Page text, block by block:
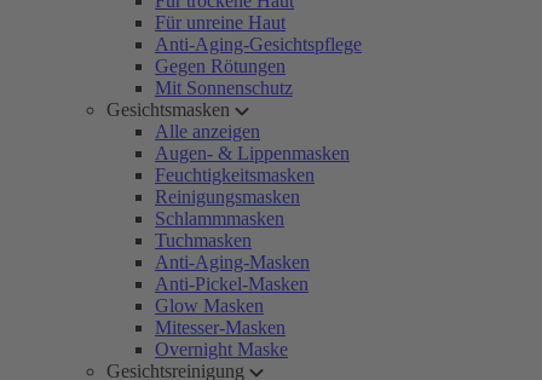
Für unreine Haut
Anti-Aging-Gesichtspflege
Gegen Rötungen
Mit Sonnenschutz
Gesichtsmasken
Alle anzeigen
Augen- & Lippenmasken
Feuchtigkeitsmasken
Reinigungsmasken
Schlammmasken
Tuchmasken
Anti-Aging-Masken
Anti-Pickel-Masken
Glow Masken
Mitesser-Masken
Overnight Maske
Gesichtsreinigung